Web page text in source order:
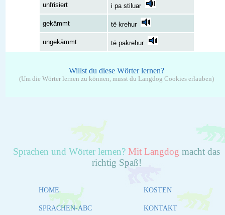
unfrisiert i pa stiluar
gekämmt të krehur
ungekämmt të pakrehur
Willst du diese Wörter lernen?
(Um die Wörter lernen zu können, musst du Langdog Cookies erlauben)
Sprachen und Wörter lernen? Mit Langdog macht das
richtig Spaß!
HOME
SPRACHEN-ABC
KOSTEN
KONTAKT